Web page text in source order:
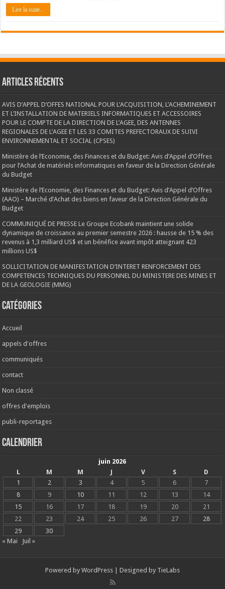
Lire la suite...
Articles récents
AVIS D’APPEL D’OFFES NATIONAL POUR L’ACQUISITION, L’ACHEMINEMENT
ET L’INSTALLATION DE MATERIELS INFORMATIQUES ET ACCESSOIRES
POUR LE COMPTE DE LA DIRECTION DE L’AGEE, DES ANTENNES
REGIONALES DE L’AGEE ET LES 33 COMITES PREFECTORAUX DE SUIVI
ENVIRONNEMENTAL ET SOCIAL (CPSES)
Ministère de l’Economie, des Finances et du Budget: Avis d’Appel d’Offres
pour l’Achat de matériels informatiques en faveur de la Direction Générale
du Budget
Ministère de l’Economie, des Finances et du Budget: Avis d’Appel d’Offres
(AAO) – Marché d’Achat des biens en faveur de la Direction Générale du
Budget
COMMUNIQUÉ DE PRESSE Le Groupe Ecobank maintient une solide
dynamique de croissance au premier semestre 2026 : hausse de 15 % des
revenus à 1,3 milliard US$ et un bénéfice avant impôt atteignant 423
millions US$
SOLLICITATION DE MANIFESTATION D’INTERET RENFORCEMENT DES
COMPETENCES TECHNIQUES DU PERSONNEL DU MINISTERE DES MINES ET
DE LA GEOLOGIE (MMG)
Catégories
Accueil
appels d'offres
communiqués
contact
Non classé
offres d'emplois
publi-reportages
Calendrier
juin 2026
L
M M J V S
D
1
2 3 4 5 6
7
8
9 10 11 12 13
14
15
16 17 18 19 20
21
22
23 24 25 26 27
28
29
30
« Mai
Juil »
Powered by WordPress | Designed by TieLabs